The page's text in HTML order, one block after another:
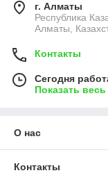
г. Алматы
Республика
Алматы,
Контакты
Сегодня
Показать
О нас
Контакты